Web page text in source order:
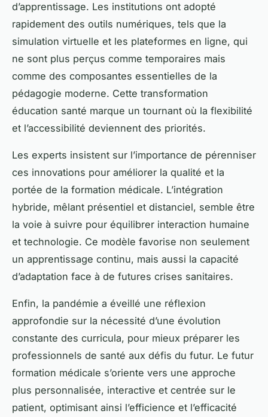
d’apprentissage. Les institutions ont adopté
rapidement des outils numériques, tels que la
simulation virtuelle et les plateformes en ligne, qui
ne sont plus perçus comme temporaires mais
comme des composantes essentielles de la
pédagogie moderne. Cette transformation
éducation santé marque un tournant où la flexibilité
et l’accessibilité deviennent des priorités.
Les experts insistent sur l’importance de pérenniser
ces innovations pour améliorer la qualité et la
portée de la formation médicale. L’intégration
hybride, mêlant présentiel et distanciel, semble être
la voie à suivre pour équilibrer interaction humaine
et technologie. Ce modèle favorise non seulement
un apprentissage continu, mais aussi la capacité
d’adaptation face à de futures crises sanitaires.
Enfin, la pandémie a éveillé une réflexion
approfondie sur la nécessité d’une évolution
constante des curricula, pour mieux préparer les
professionnels de santé aux défis du futur. Le futur
formation médicale s’oriente vers une approche
plus personnalisée, interactive et centrée sur le
patient, optimisant ainsi l’efficience et l’efficacité